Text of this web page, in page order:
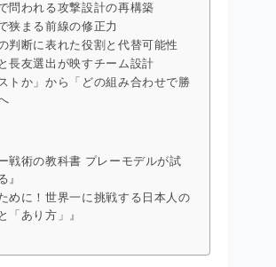
問われる攻撃設計の再構築
狭まる前線の修正力
判断に表れた役割と代替可能性
長友選出が映すチーム設計
トか」から「どの組み合わせで勝
戦術の教科書 プレーモデルが試
』
めに！世界一に挑戦する日本人の
「あり方」』